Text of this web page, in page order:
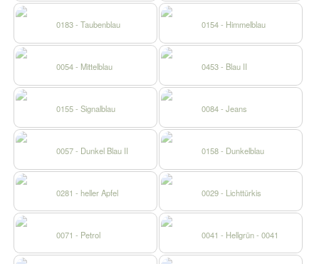
0183 - Taubenblau 0154 - Himmelblau
0054 - Mittelblau 0453 - Blau II
0155 - Signalblau 0084 - Jeans
0057 - Dunkel Blau II 0158 - Dunkelblau
0281 - heller Apfel 0029 - Lichttürkis
0071 - Petrol 0041 - Hellgrün - 0041